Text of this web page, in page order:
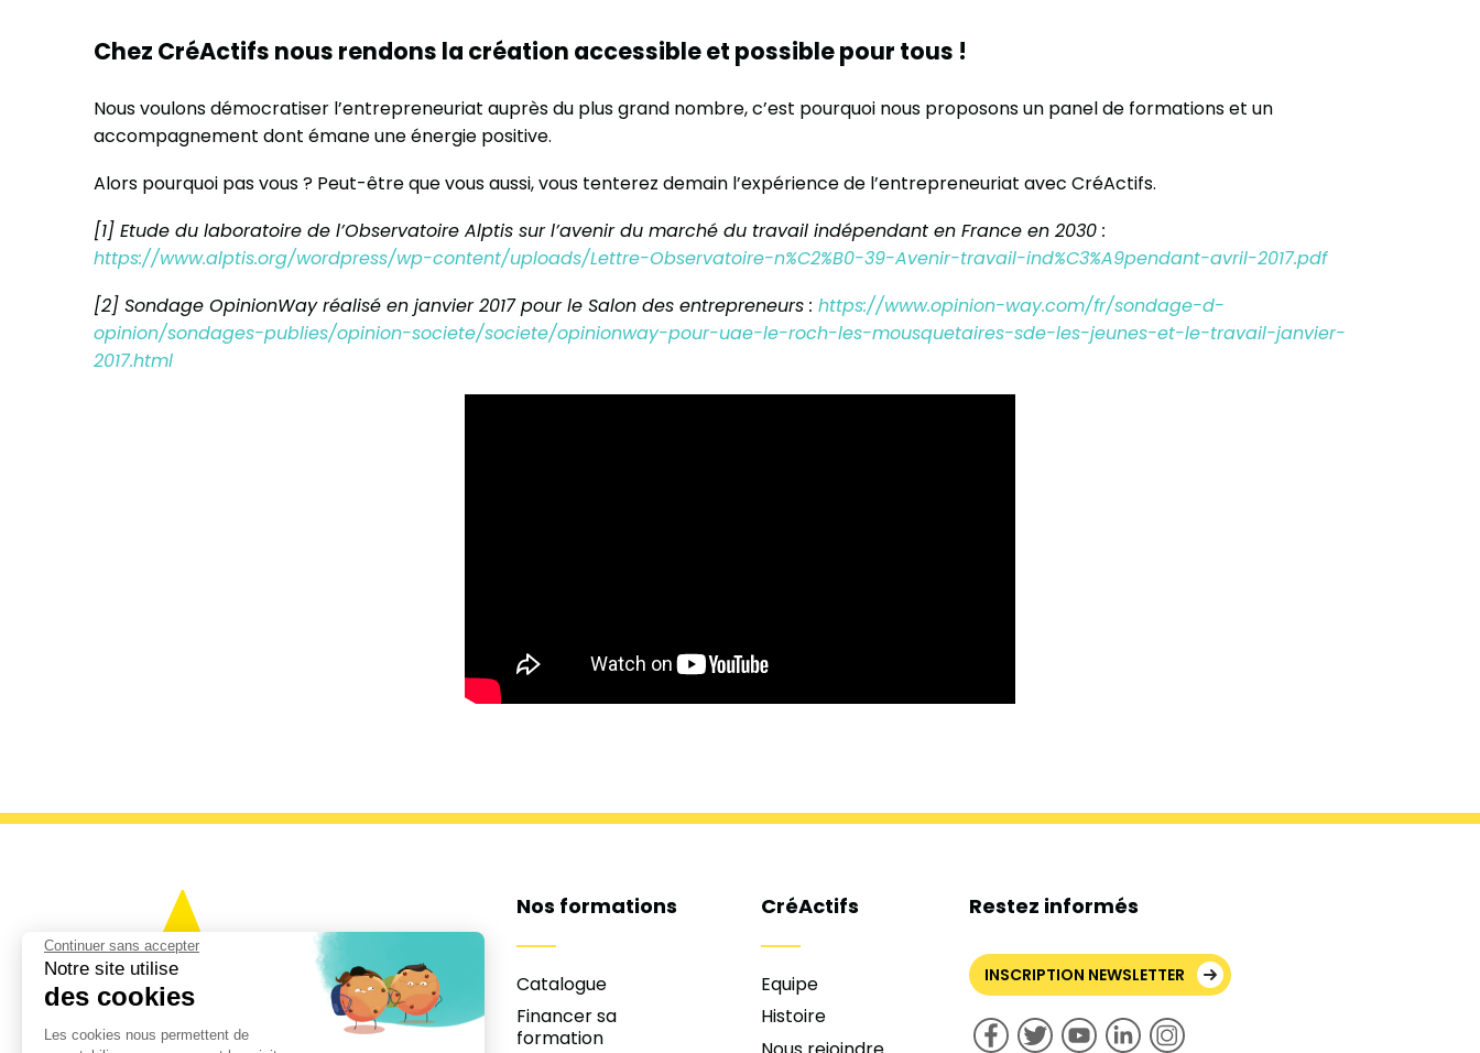
Continuer sans accepter
Notre site utilise
des cookies
Les cookies nous permettent de
Chez CréActifs nous rendons la création accessible et possible pour tous !
Nous voulons démocratiser l’entrepreneuriat auprès du plus grand nombre, c’est pourquoi nous proposons un panel de formations et un
accompagnement dont émane une énergie positive.
Alors pourquoi pas vous ? Peut-être que vous aussi, vous tenterez demain l’expérience de l’entrepreneuriat avec CréActifs.
[1] Etude du laboratoire de l’Observatoire Alptis sur l’avenir du marché du travail indépendant en France en 2030 :
https://www.alptis.org/wordpress/wp-content/uploads/Lettre-Observatoire-n%C2%B0-39-Avenir-travail-ind%C3%A9pendant-avril-2017.pdf
[2] Sondage OpinionWay réalisé en janvier 2017 pour le Salon des entrepreneurs : https://www.opinion-way.com/fr/sondage-d-
opinion/sondages-publies/opinion-societe/societe/opinionway-pour-uae-le-roch-les-mousquetaires-sde-les-jeunes-et-le-travail-janvier-
2017.html
Nos formations
Catalogue
Financer sa
formation
CréActifs
Equipe
Histoire
Restez informés
INSCRIPTION NEWSLETTER